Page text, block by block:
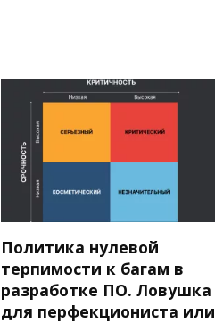
Политика нулевой
терпимости к багам в
разработке ПО. Ловушка
для перфекциониста или